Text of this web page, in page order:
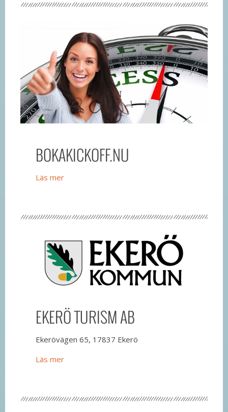
BOKAKICKOFF.NU
Läs mer
EKERÖ TURISM AB
Ekerövägen 65, 17837 Ekerö
Läs mer